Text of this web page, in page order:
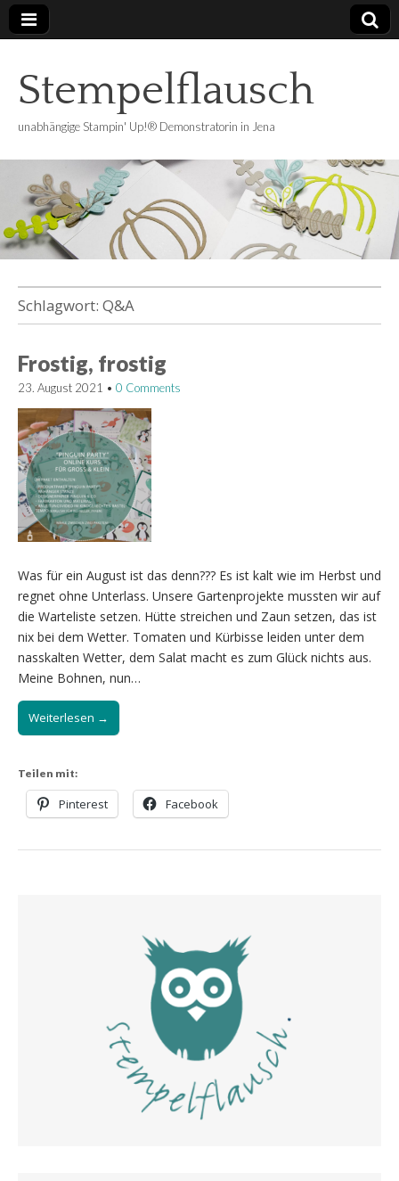
Stempelflausch
unabhängige Stampin' Up!® Demonstratorin in Jena
Schlagwort: Q&A
Frostig, frostig
23. August 2021 • 0 Comments
Was für ein August ist das denn??? Es ist kalt wie im Herbst und
regnet ohne Unterlass. Unsere Gartenprojekte mussten wir auf
die Warteliste setzen. Hütte streichen und Zaun setzen, das ist
nix bei dem Wetter. Tomaten und Kürbisse leiden unter dem
nasskalten Wetter, dem Salat macht es zum Glück nichts aus.
Meine Bohnen, nun…
Weiterlesen →
Teilen mit:
Pinterest Facebook